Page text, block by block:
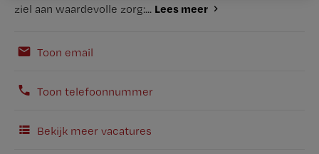
ziel aan waardevolle zorg:... Lees meer
Toon email
Toon telefoonnummer
Bekijk meer vacatures